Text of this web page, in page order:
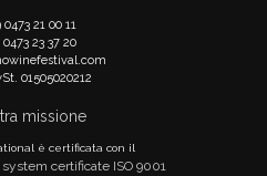
0473 21 00 11
0473 23 37 20
01505020212
missione
è certificata con il
certificate ISO 9001